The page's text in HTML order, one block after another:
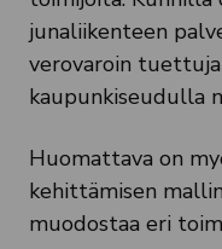
junaliikenteen
verovaroin
kaupunkiseudulla
Huomattava on
kehittämisen
muodostaa eri